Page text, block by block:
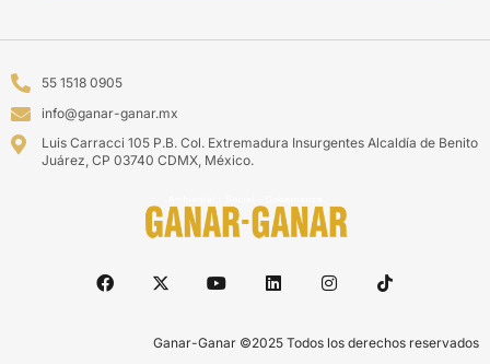
55 1518 0905
info@ganar-ganar.mx
Luis Carracci 105 P.B. Col. Extremadura Insurgentes Alcaldía de Benito
Juárez, CP 03740 CDMX, México.
Ganar-Ganar ©2025 Todos los derechos reservados